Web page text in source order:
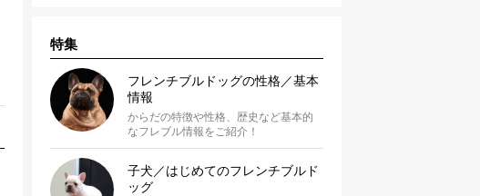
特集
フレンチブルドッグの性格／基本
情報
からだの特徴や性格、歴史など基本的
なフレブル情報をご紹介！
子犬／はじめてのフレンチブルド
ッグ